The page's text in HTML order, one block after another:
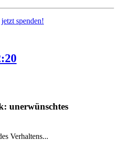
jetzt spenden!
unerwünschtes
Verhaltens...